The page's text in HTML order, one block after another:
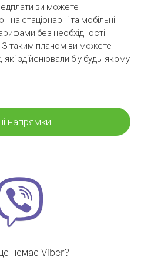
ви можете
на стаціонарні та мобільні
без необхідності
таким планом ви можете
які здійснювали б у будь-якому
напрямки
немає Viber?